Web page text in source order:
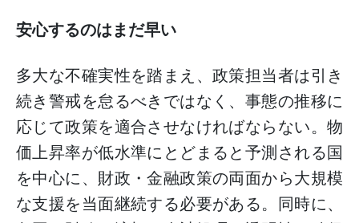
安心するのはまだ早い
多大な不確実性を踏まえ、政策担当者は引き
続き警戒を怠るべきではなく、事態の推移に
応じて政策を適合させなければならない。物
価上昇率が低水準にとどまると予測される国
を中心に、財政・金融政策の両面から大規模
な支援を当面継続する必要がある。同時に、